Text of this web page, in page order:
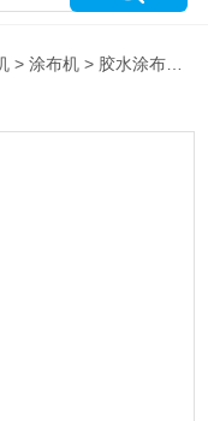
>涂布机 > 胶水涂布实验机